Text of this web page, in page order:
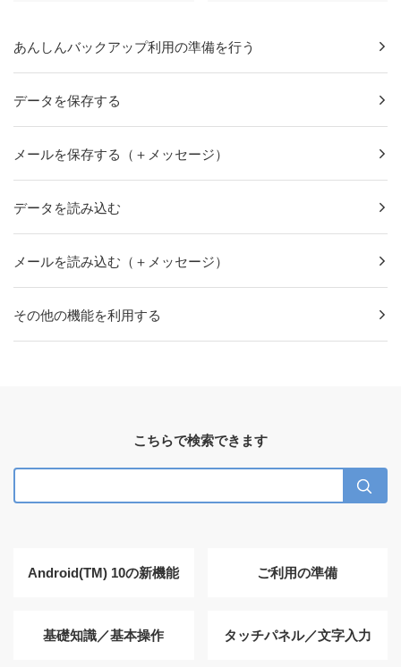
あんしんバックアップ利用の準備を行う
データを保存する
メールを保存する（＋メッセージ）
データを読み込む
メールを読み込む（＋メッセージ）
その他の機能を利用する
こちらで検索できます
Android(TM) 10の新機能 ご利用の準備
基礎知識／基本操作 タッチパネル／文字入力